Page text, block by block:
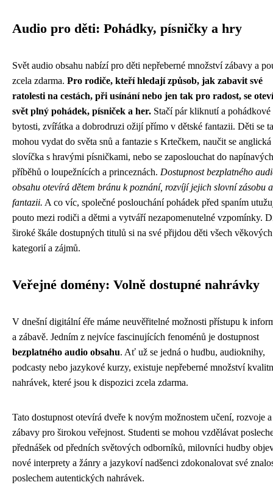
Audio pro děti: Pohádky, písničky a hry
Svět audio obsahu nabízí pro děti nepřeberné množství zábavy a
zcela zdarma. Pro rodiče, kteří hledají způsob, jak zabavit své
ratolesti na cestách, při usínání nebo jen tak pro radost, se
svět plný pohádek, písniček a her. Stačí pár kliknutí a pohádkové
bytosti, zvířátka a dobrodruzi ožijí přímo v dětské fantazii. Děti se
mohou vydat do světa snů a fantazie s Krtečkem, naučit se anglická
slovíčka s hravými písničkami, nebo se zaposlouchat do napínavých
příběhů o loupežnících a princeznách. Dostupnost bezplatného
obsahu otevírá dětem bránu k poznání, rozvíjí jejich slovní zásobu a
fantazii. A co víc, společné poslouchání pohádek před spaním
pouto mezi rodiči a dětmi a vytváří nezapomenutelné vzpomínky.
široké škále dostupných titulů si na své přijdou děti všech věkových
kategorií a zájmů.
Veřejné domény: Volně dostupné nahrávky
V dnešní digitální éře máme neuvěřitelné možnosti přístupu k
a zábavě. Jedním z nejvíce fascinujících fenoménů je dostupnost
bezplatného audio obsahu. Ať už se jedná o hudbu, audioknihy,
podcasty nebo jazykové kurzy, existuje nepřeberné množství
nahrávek, které jsou k dispozici zcela zdarma.
Tato dostupnost otevírá dveře k novým možnostem učení, rozvoje a
zábavy pro širokou veřejnost. Studenti se mohou vzdělávat
přednášek od předních světových odborníků, milovníci hudby
nové interprety a žánry a jazykoví nadšenci zdokonalovat své
poslechem autentických nahrávek.